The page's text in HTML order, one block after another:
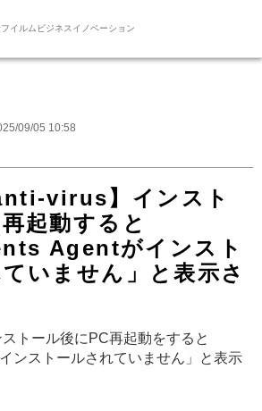
イルムビジネスイノベーション
09/05 10:58
virus】インスト
起動すると
Agentがインスト
いません」と表示さ
トール後にPC再起動をすると
ンストールされていません」と表示